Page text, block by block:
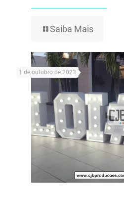
Saiba Mais
1 de outubro de 2023